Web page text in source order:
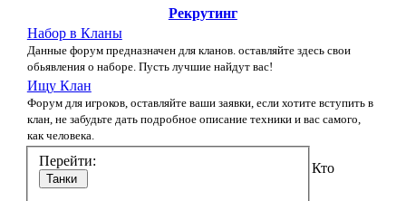
Рекрутинг
Набор в Кланы
Данные форум предназначен для кланов. оставляйте здесь свои
обьявления о наборе. Пусть лучшие найдут вас!
Ищу Клан
Форум для игроков, оставляйте ваши заявки, если хотите вступить в
клан, не забудьте дать подробное описание техники и вас самого,
как человека.
Перейти:
Танки
Кто